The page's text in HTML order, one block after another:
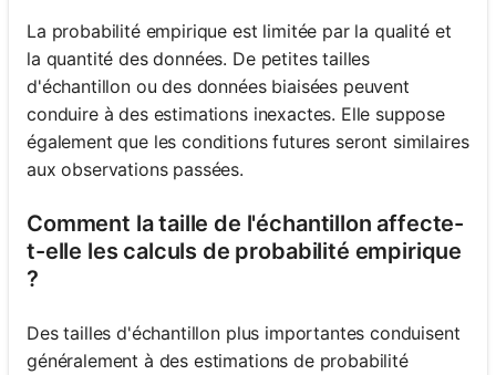
La probabilité empirique est limitée par la qualité et
la quantité des données. De petites tailles
d'échantillon ou des données biaisées peuvent
conduire à des estimations inexactes. Elle suppose
également que les conditions futures seront similaires
aux observations passées.
Comment la taille de l'échantillon affecte-
t-elle les calculs de probabilité empirique
?
Des tailles d'échantillon plus importantes conduisent
généralement à des estimations de probabilité